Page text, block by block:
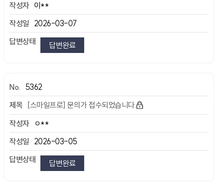
이**
2026-03-07
답변완료
5362
[스마일프로] 문의가 접수되었습니다.
ㅇ**
2026-03-05
답변완료